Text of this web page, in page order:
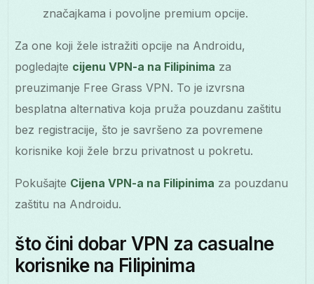
značajkama i povoljne premium opcije.
Za one koji žele istražiti opcije na Androidu,
pogledajte cijenu VPN-a na Filipinima za
preuzimanje Free Grass VPN. To je izvrsna
besplatna alternativa koja pruža pouzdanu zaštitu
bez registracije, što je savršeno za povremene
korisnike koji žele brzu privatnost u pokretu.
Pokušajte Cijena VPN-a na Filipinima za pouzdanu
zaštitu na Androidu.
što čini dobar VPN za casualne
korisnike na Filipinima